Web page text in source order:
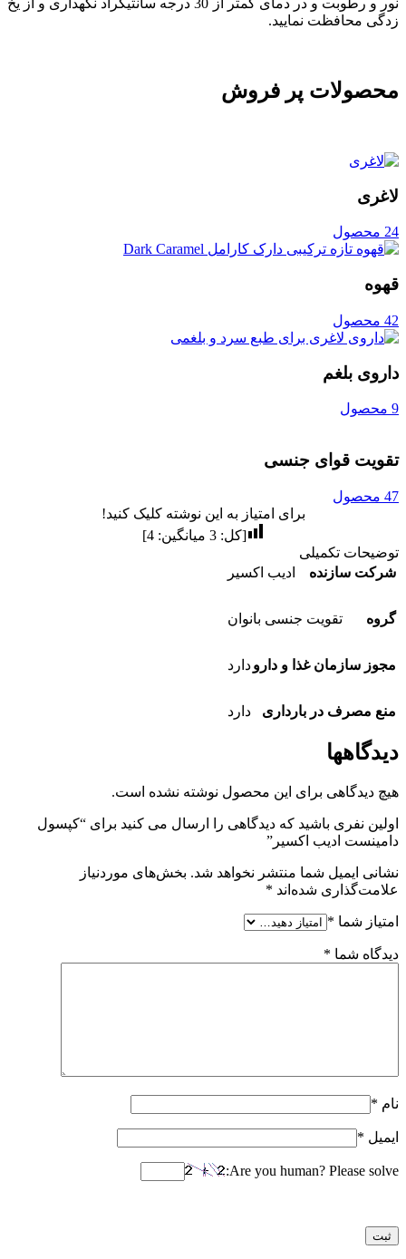
نور و رطوبت و در دمای کمتر از 30 درجه سانتیگراد نگهداری و از یخ
زدگی محافظت نمایید.
محصولات پر فروش
لاغری
24 محصول
قهوه
42 محصول
داروی بلغم
9 محصول
تقویت قوای جنسی
47 محصول
برای امتیاز به این نوشته کلیک کنید!
[کل:3 میانگین:4
]
توضیحات تکمیلی
شرکت سازنده
ادیب اکسیر
گروه تقویت جنسی بانوان
مجوز سازمان غذا و دارودارد
منع مصرف در بارداری دارد
دیدگاهها
هیچ دیدگاهی برای این محصول نوشته نشده است.
اولین نفری باشید که دیدگاهی را ارسال می کنید برای “کپسول
دامینست ادیب اکسیر”
نشانی ایمیل شما منتشر نخواهد شد. بخش‌های موردنیاز
علامت‌گذاری شده‌اند *
امتیاز شما *
دیدگاه شما *
نام *
ایمیل *
Are you human? Please solve: